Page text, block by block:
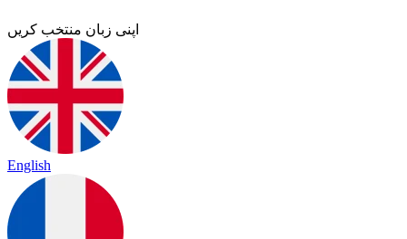
اپنی زبان منتخب کریں
English